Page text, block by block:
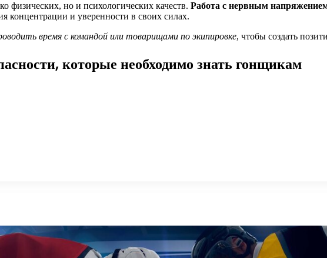
физических, но и психологических качеств. Работа с нервным
концентрации и уверенности в своих силах.
время с командой или товарищами по экипировке, чтобы создать
которые необходимо знать гонщикам